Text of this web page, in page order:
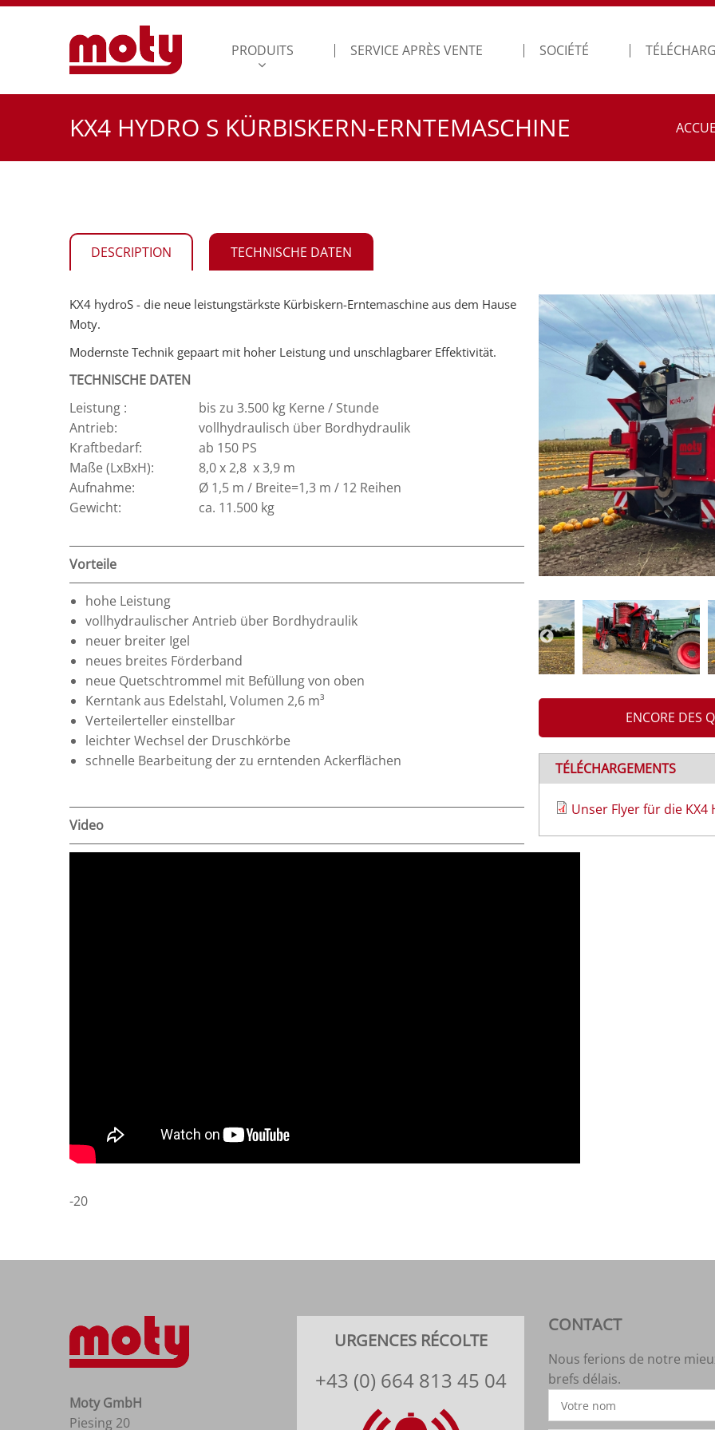
PRODUITS SERVICE APRÈS VENTE SOCIÉTÉ
KX4 HYDRO S KÜRBISKERN-ERNTEMASCHINE
DESCRIPTION TECHNISCHE DATEN
KX4 hydroS - die neue leistungstärkste Kürbiskern-Erntemaschine aus dem Hause
Moty.
Modernste Technik gepaart mit hoher Leistung und unschlagbarer Effektivität.
TECHNISCHE DATEN
Leistung :
bis zu 3.500 kg Kerne / Stunde
Antrieb:
vollhydraulisch über Bordhydraulik
Kraftbedarf:
ab 150 PS
Maße (LxBxH):
8,0 x 2,8 x 3,9 m
Aufnahme:
Ø 1,5 m / Breite=1,3 m / 12 Reihen
Gewicht:
ca. 11.500 kg
Vorteile
hohe Leistung
vollhydraulischer Antrieb über Bordhydraulik
neuer breiter Igel
neues breites Förderband
neue Quetschtrommel mit Befüllung von oben
Kerntank aus Edelstahl, Volumen 2,6 m³
Verteilerteller einstellbar
leichter Wechsel der Druschkörbe
schnelle Bearbeitung der zu erntenden Ackerflächen
Video
-20
ENCORE DES
TÉLÉCHARGEMENTS
Unser Flyer für die KX4
Moty GmbH
Piesing 20
URGENCES RÉCOLTE
+43 (0) 664 813 45 04
CONTACT
Nous ferions de notre
brefs délais.